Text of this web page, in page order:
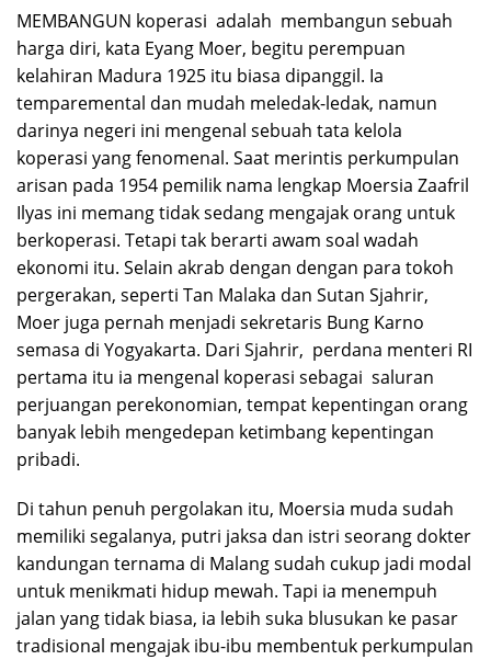
MEMBANGUN koperasi adalah membangun sebuah
harga diri, kata Eyang Moer, begitu perempuan
kelahiran Madura 1925 itu biasa dipanggil. Ia
temparemental dan mudah meledak-ledak, namun
darinya negeri ini mengenal sebuah tata kelola
koperasi yang fenomenal. Saat merintis perkumpulan
arisan pada 1954 pemilik nama lengkap Moersia Zaafril
Ilyas ini memang tidak sedang mengajak orang untuk
berkoperasi. Tetapi tak berarti awam soal wadah
ekonomi itu. Selain akrab dengan dengan para tokoh
pergerakan, seperti Tan Malaka dan Sutan Sjahrir,
Moer juga pernah menjadi sekretaris Bung Karno
semasa di Yogyakarta. Dari Sjahrir, perdana menteri RI
pertama itu ia mengenal koperasi sebagai saluran
perjuangan perekonomian, tempat kepentingan orang
banyak lebih mengedepan ketimbang kepentingan
pribadi.
Di tahun penuh pergolakan itu, Moersia muda sudah
memiliki segalanya, putri jaksa dan istri seorang dokter
kandungan ternama di Malang sudah cukup jadi modal
untuk menikmati hidup mewah. Tapi ia menempuh
jalan yang tidak biasa, ia lebih suka blusukan ke pasar
tradisional mengajak ibu-ibu membentuk perkumpulan